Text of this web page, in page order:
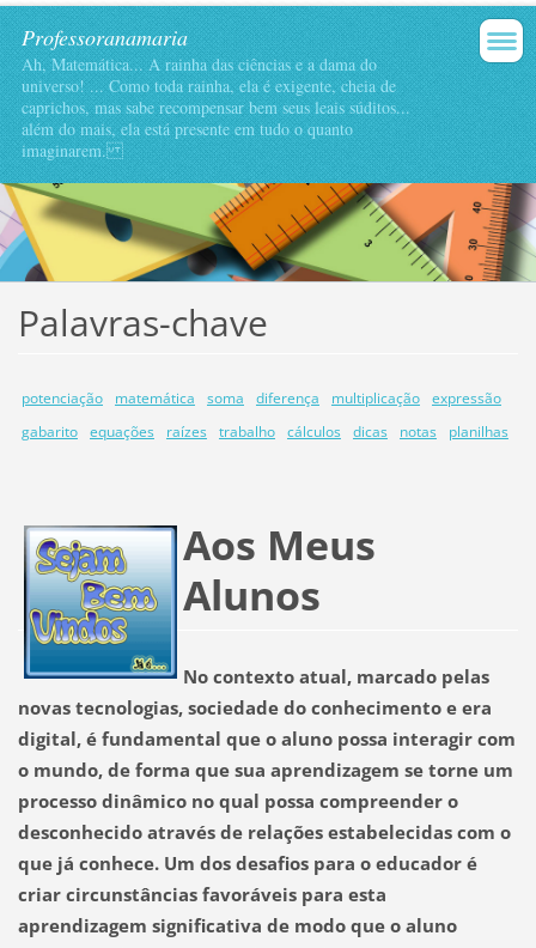
Professoranamaria
Ah, Matemática... A rainha das ciências e a dama do
universo! ... Como toda rainha, ela é exigente, cheia de
caprichos, mas sabe recompensar bem seus leais súditos...
além do mais, ela está presente em tudo o quanto
imaginarem.
Palavras-chave
potenciação matemática soma diferença multiplicação expressão
gabarito equações raízes trabalho cálculos dicas notas planilhas
Aos Meus
Alunos
No contexto atual, marcado pelas
novas tecnologias, sociedade do conhecimento e era
digital, é fundamental que o aluno possa interagir com
o mundo, de forma que sua aprendizagem se torne um
processo dinâmico no qual possa compreender o
desconhecido através de relações estabelecidas com o
que já conhece. Um dos desafios para o educador é
criar circunstâncias favoráveis para esta
aprendizagem significativa de modo que o aluno